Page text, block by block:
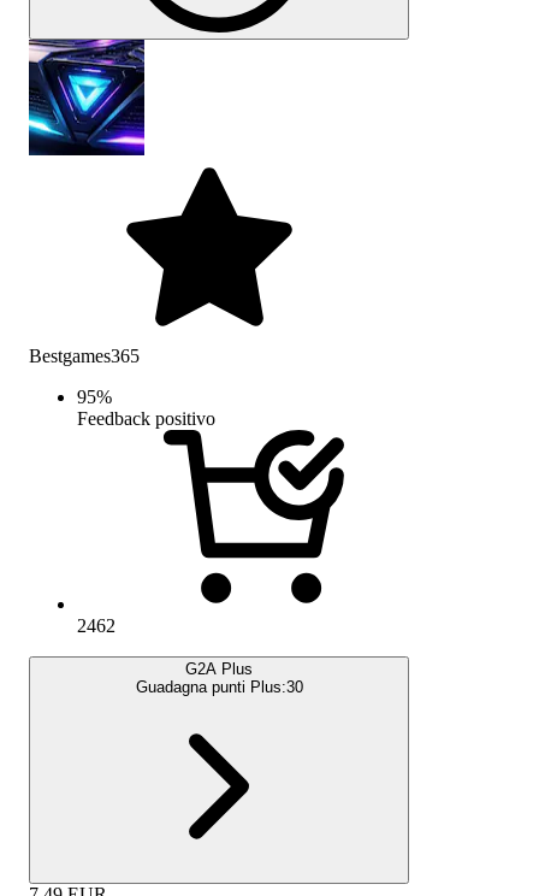
Bestgames365
95%
Feedback positivo
2462
G2A Plus
Guadagna punti Plus:30